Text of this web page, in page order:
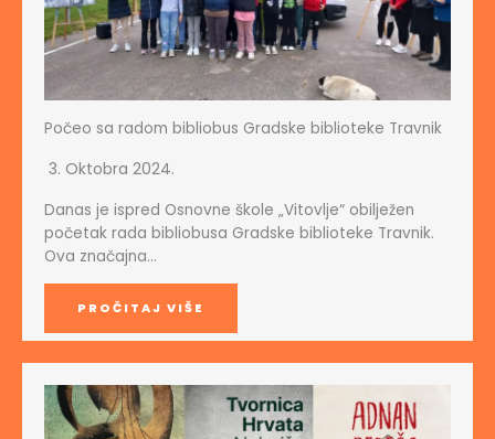
Počeo sa radom bibliobus Gradske biblioteke Travnik
3. Oktobra 2024.
Danas je ispred Osnovne škole „Vitovlje“ obilježen
početak rada bibliobusa Gradske biblioteke Travnik.
Ova značajna…
PROČITAJ VIŠE